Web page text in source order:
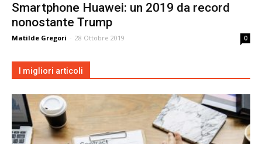
Smartphone Huawei: un 2019 da record
nonostante Trump
Matilde Gregori - 28 Ottobre 2019 0
I migliori articoli